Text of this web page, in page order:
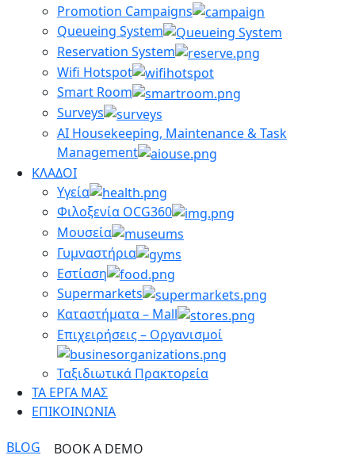
Promotion Campaigns
Queueing System
Reservation System
Wifi Hotspot
Smart Room
Surveys
AI Housekeeping, Maintenance & Task
Management
ΚΛΑΔΟΙ
Υγεία
Φιλοξενία OCG360
Μουσεία
Γυμναστήρια
Εστίαση
Supermarkets
Καταστήματα – Mall
Επιχειρήσεις – Οργανισμοί
Ταξιδιωτικά Πρακτορεία
ΤΑ ΕΡΓΑ ΜΑΣ
ΕΠΙΚΟΙΝΩΝΙΑ
BLOG
BOOK A DEMO